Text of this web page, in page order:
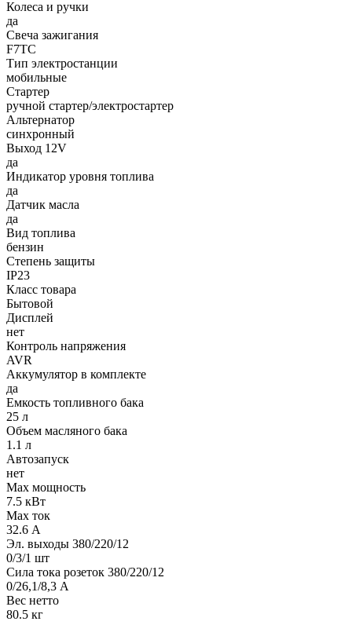
Колеса и ручки
да
Свеча зажигания
F7TC
Тип электростанции
мобильные
Стартер
ручной стартер/электростартер
Альтернатор
синхронный
Выход 12V
да
Индикатор уровня топлива
да
Датчик масла
да
Вид топлива
бензин
Степень защиты
IP23
Класс товара
Бытовой
Дисплей
нет
Контроль напряжения
AVR
Аккумулятор в комплекте
да
Емкость топливного бака
25 л
Объем масляного бака
1.1 л
Автозапуск
нет
Max мощность
7.5 кВт
Max ток
32.6 А
Эл. выходы 380/220/12
0/3/1 шт
Сила тока розеток 380/220/12
0/26,1/8,3 А
Вес нетто
80.5 кг